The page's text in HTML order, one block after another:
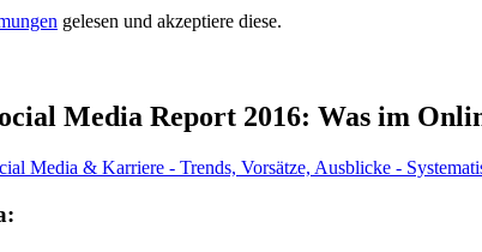
gelesen und akzeptiere diese.
Media Report 2016: Was im
Media & Karriere - Trends, Vorsätze, Ausblicke -